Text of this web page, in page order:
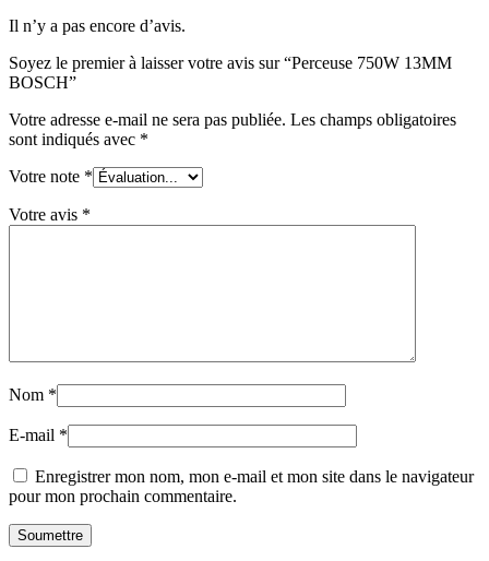
Il n’y a pas encore d’avis.
Soyez le premier à laisser votre avis sur “Perceuse 750W 13MM
BOSCH”
Votre adresse e-mail ne sera pas publiée. Les champs obligatoires
sont indiqués avec *
Votre note *
Votre avis *
Nom *
E-mail *
Enregistrer mon nom, mon e-mail et mon site dans le navigateur
pour mon prochain commentaire.